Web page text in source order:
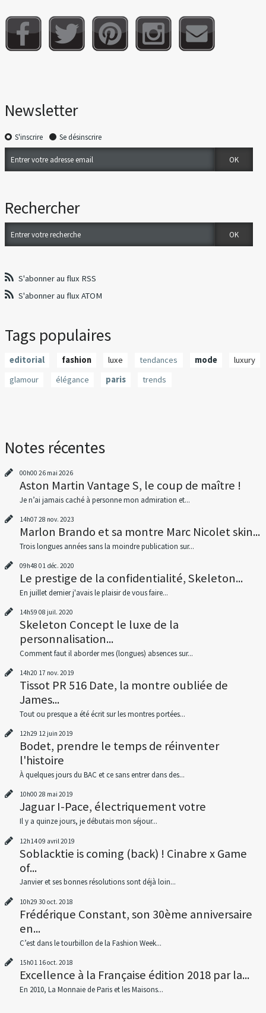
Newsletter
S'inscrire Se désinscrire
Rechercher
S'abonner au flux RSS
S'abonner au flux ATOM
Tags populaires
editorial fashion luxe tendances mode
luxury
glamour
élégance paris trends
Notes récentes
00h00 26 mai 2026
Aston Martin Vantage S, le coup de maître !
Je n’ai jamais caché à personne mon admiration et...
14h07 28 nov. 2023
Marlon Brando et sa montre Marc Nicolet skin...
Trois longues années sans la moindre publication sur...
09h48 01 déc. 2020
Le prestige de la confidentialité, Skeleton...
En juillet dernier j'avais le plaisir de vous faire...
14h59 08 juil. 2020
Skeleton Concept le luxe de la
personnalisation...
Comment faut il aborder mes (longues) absences sur...
14h20 17 nov. 2019
Tissot PR 516 Date, la montre oubliée de
James...
Tout ou presque a été écrit sur les montres portées...
12h29 12 juin 2019
Bodet, prendre le temps de réinventer
l'histoire
À quelques jours du BAC et ce sans entrer dans des...
10h00 28 mai 2019
Jaguar I-Pace, électriquement votre
Il y a quinze jours, je débutais mon séjour...
12h1409 avril 2019
Soblacktie is coming (back) ! Cinabre x Game
of...
Janvier et ses bonnes résolutions sont déjà loin...
10h29 30 oct. 2018
Frédérique Constant, son 30ème anniversaire
en...
C’est dans le tourbillon de la Fashion Week...
15h01 16oct. 2018
Excellence à la Française édition 2018 par la...
En 2010, La Monnaie de Paris et les Maisons...